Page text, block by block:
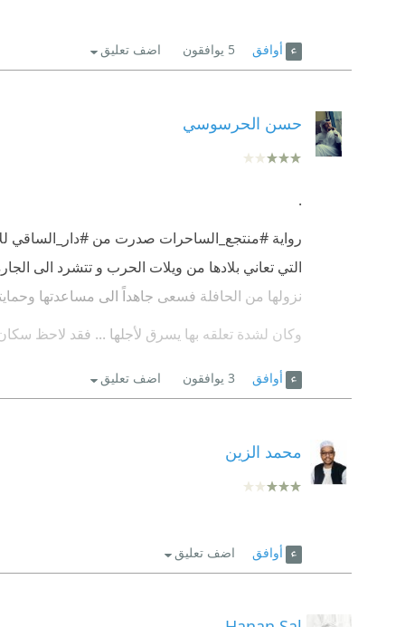
أوافق 5 يوافقون اضف تعليق
حسن الحرسوسي
.
التي تعاني بلادها من ويلات الحرب و تتشرد الى
نزولها من الحافلة فسعى جاهداً الى مساعدتها
وكان لشدة تعلقه بها يسرق لأجلها ... فقد لاحظ
الزواج من أببا التي هربت ......
.
هذه بعض من الاقتباسات :
أوافق 3 يوافقون اضف تعليق
محمد الزين
أوافق اضف تعليق